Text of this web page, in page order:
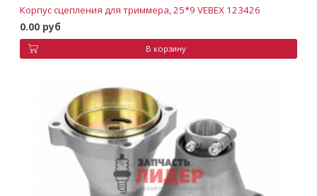
Корпус сцепления для триммера, 25*9 VEBEX 123426
0.00 руб
В корзину